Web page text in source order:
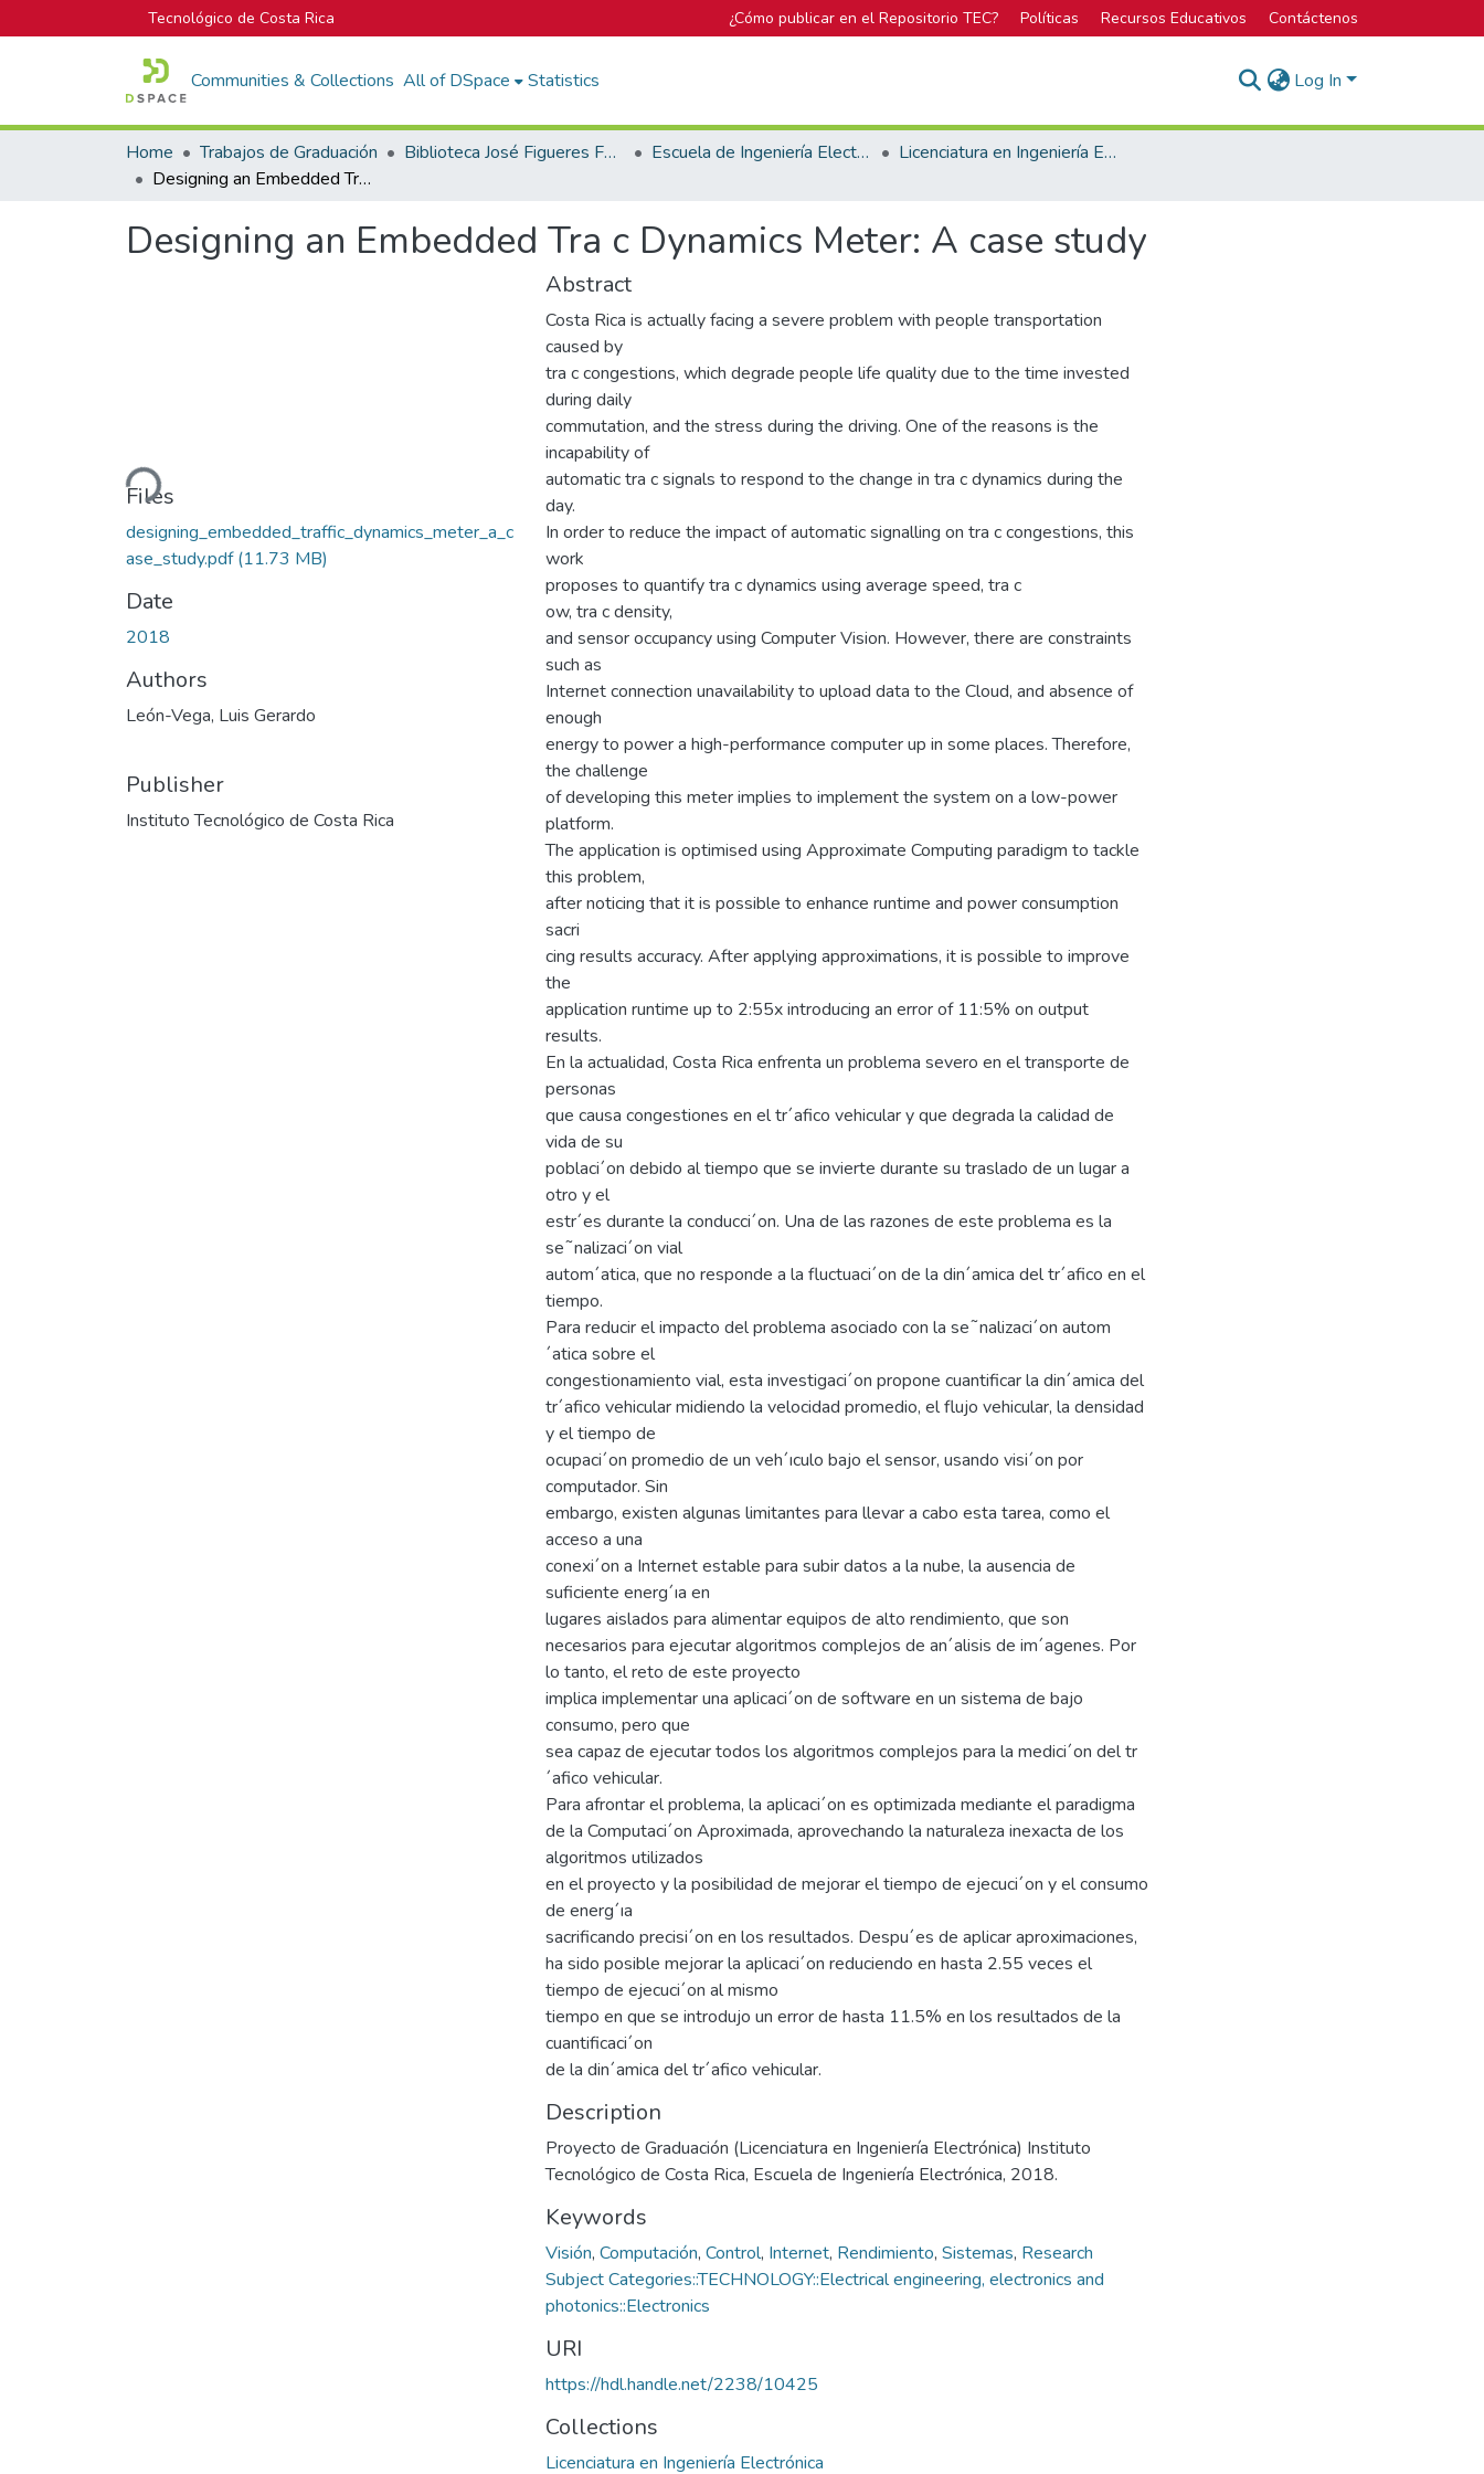
Tecnológico de Costa Rica ¿Cómo publicar en el Repositorio TEC? Políticas Recursos Educativos Contáctenos
Communities & Collections All of DSpace Statistics Log In
Home Trabajos de Graduación Biblioteca José Figueres Ferrer Escuela de Ingeniería Electrónica
Licenciatura en Ingeniería Electrónica
Designing an Embedded Tra c Dynamics Meter: A case study
Designing an Embedded Tra c Dynamics Meter: A case study
Loading...
Files
designing_embedded_traffic_dynamics_meter_a_c
ase_study.pdf(11.73 MB)
Date
2018
Authors
León-Vega, Luis Gerardo
Publisher
Instituto Tecnológico de Costa Rica
Abstract
Costa Rica is actually facing a severe problem with people transportation
caused by
tra c congestions, which degrade people life quality due to the time invested
during daily
commutation, and the stress during the driving. One of the reasons is the
incapability of
automatic tra c signals to respond to the change in tra c dynamics during the
day.
In order to reduce the impact of automatic signalling on tra c congestions, this
work
proposes to quantify tra c dynamics using average speed, tra c
ow, tra c density,
and sensor occupancy using Computer Vision. However, there are constraints
such as
Internet connection unavailability to upload data to the Cloud, and absence of
enough
energy to power a high-performance computer up in some places. Therefore,
the challenge
of developing this meter implies to implement the system on a low-power
platform.
The application is optimised using Approximate Computing paradigm to tackle
this problem,
after noticing that it is possible to enhance runtime and power consumption
sacri
cing results accuracy. After applying approximations, it is possible to improve
the
application runtime up to 2:55x introducing an error of 11:5% on output
results.
En la actualidad, Costa Rica enfrenta un problema severo en el transporte de
personas
que causa congestiones en el tr´afico vehicular y que degrada la calidad de
vida de su
poblaci´on debido al tiempo que se invierte durante su traslado de un lugar a
otro y el
estr´es durante la conducci´on. Una de las razones de este problema es la
se˜nalizaci´on vial
autom´atica, que no responde a la fluctuaci´on de la din´amica del tr´afico en el
tiempo.
Para reducir el impacto del problema asociado con la se˜nalizaci´on autom
´atica sobre el
congestionamiento vial, esta investigaci´on propone cuantificar la din´amica del
tr´afico vehicular midiendo la velocidad promedio, el flujo vehicular, la densidad
y el tiempo de
ocupaci´on promedio de un veh´ıculo bajo el sensor, usando visi´on por
computador. Sin
embargo, existen algunas limitantes para llevar a cabo esta tarea, como el
acceso a una
conexi´on a Internet estable para subir datos a la nube, la ausencia de
suficiente energ´ıa en
lugares aislados para alimentar equipos de alto rendimiento, que son
necesarios para ejecutar algoritmos complejos de an´alisis de im´agenes. Por
lo tanto, el reto de este proyecto
implica implementar una aplicaci´on de software en un sistema de bajo
consumo, pero que
sea capaz de ejecutar todos los algoritmos complejos para la medici´on del tr
´afico vehicular.
Para afrontar el problema, la aplicaci´on es optimizada mediante el paradigma
de la Computaci´on Aproximada, aprovechando la naturaleza inexacta de los
algoritmos utilizados
en el proyecto y la posibilidad de mejorar el tiempo de ejecuci´on y el consumo
de energ´ıa
sacrificando precisi´on en los resultados. Despu´es de aplicar aproximaciones,
ha sido posible mejorar la aplicaci´on reduciendo en hasta 2.55 veces el
tiempo de ejecuci´on al mismo
tiempo en que se introdujo un error de hasta 11.5% en los resultados de la
cuantificaci´on
de la din´amica del tr´afico vehicular.
Description
Proyecto de Graduación (Licenciatura en Ingeniería Electrónica) Instituto
Tecnológico de Costa Rica, Escuela de Ingeniería Electrónica, 2018.
Keywords
Visión, Computación, Control, Internet, Rendimiento, Sistemas, Research
Subject Categories::TECHNOLOGY::Electrical engineering, electronics and
photonics::Electronics
URI
https://hdl.handle.net/2238/10425
Collections
Licenciatura en Ingeniería Electrónica